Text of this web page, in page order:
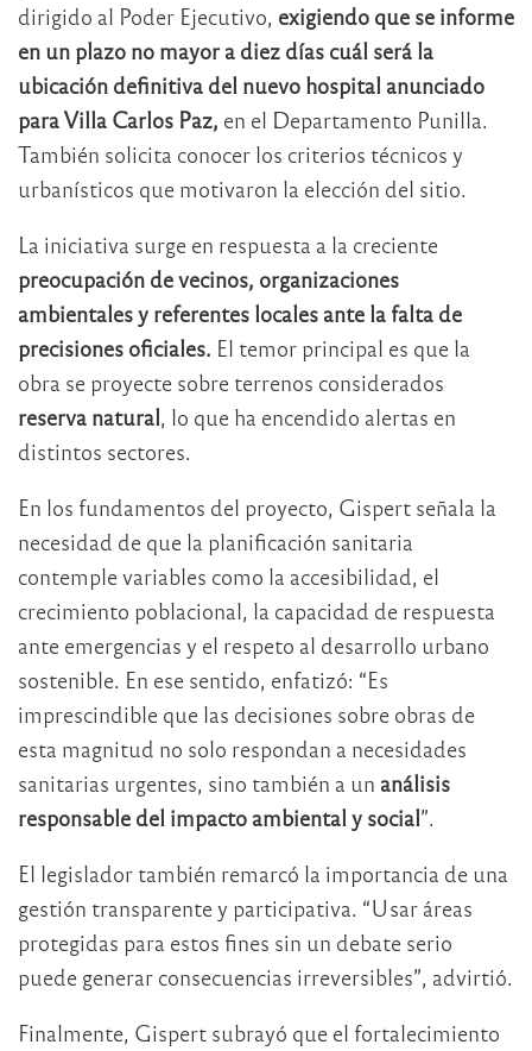
dirigido al Poder Ejecutivo, exigiendo que se informe
en un plazo no mayor a diez días cuál será la
ubicación definitiva del nuevo hospital anunciado
para Villa Carlos Paz, en el Departamento Punilla.
También solicita conocer los criterios técnicos y
urbanísticos que motivaron la elección del sitio.
La iniciativa surge en respuesta a la creciente
preocupación de vecinos, organizaciones
ambientales y referentes locales ante la falta de
precisiones oficiales. El temor principal es que la
obra se proyecte sobre terrenos considerados
reserva natural, lo que ha encendido alertas en
distintos sectores.
En los fundamentos del proyecto, Gispert señala la
necesidad de que la planificación sanitaria
contemple variables como la accesibilidad, el
crecimiento poblacional, la capacidad de respuesta
ante emergencias y el respeto al desarrollo urbano
sostenible. En ese sentido, enfatizó: “Es
imprescindible que las decisiones sobre obras de
esta magnitud no solo respondan a necesidades
sanitarias urgentes, sino también a un análisis
responsable del impacto ambiental y social”.
El legislador también remarcó la importancia de una
gestión transparente y participativa. “Usar áreas
protegidas para estos fines sin un debate serio
puede generar consecuencias irreversibles”, advirtió.
Finalmente, Gispert subrayó que el fortalecimiento